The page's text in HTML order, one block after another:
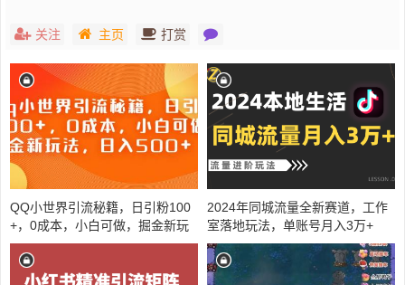
关注 主页 打赏
QQ小世界引流秘籍，日引粉100
+，0成本，小白可做，掘金新玩
法，日入500+
2024年同城流量全新赛道，工作
室落地玩法，单账号月入3万+